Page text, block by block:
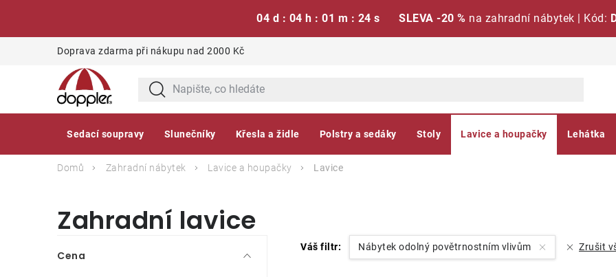
04 d : 04 h : 01 m : 23 s SLEVA -20 % na zahradní nábytek | Kód:
Doprava zdarma při nákupu nad 2000 Kč
Sedací soupravy Slunečníky Křesla a židle Polstry a sedáky Stoly Lavice a houpačky Lehátka
Domů Zahradní nábytek Lavice a houpačky Lavice
Zahradní lavice
P
Cena
Váš filtr: Nábytek odolný povětrnostním vlivům Zrušit